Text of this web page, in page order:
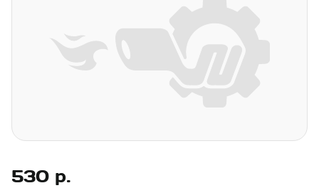
530 р.